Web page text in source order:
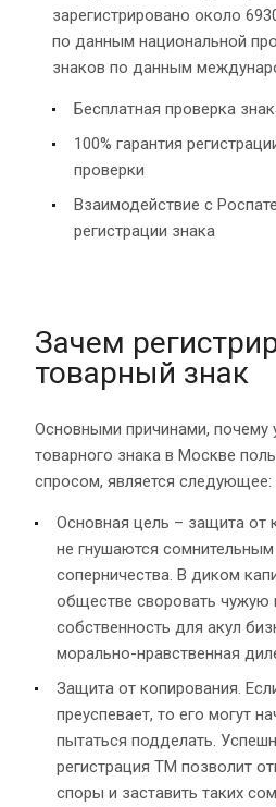
зарегистрировано около
по данным национальной
знаков по данным
Бесплатная проверка
100% гарантия
проверки
Взаимодействие с
регистрации знака
Зачем
товарный знак
Основными причинами, почему
товарного знака в Москве
спросом, является следующее:
Основная цель – защита от
не гнушаются
соперничества. В диком
обществе своровать чужую
собственность для акул
морально-нравственная
Защита от копирования.
преуспевает, то его могут
пытаться подделать.
регистрация ТМ позволит
споры и заставить таких